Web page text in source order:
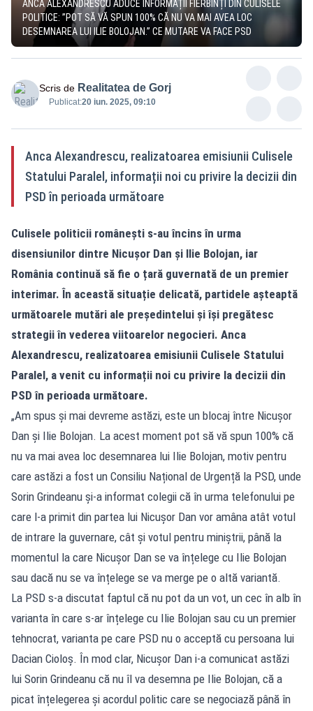
ANCA ALEXANDRESCU ADUCE INFORMAȚII FIERBINȚI DIN CULISELE
POLITICE: ”POT SĂ VĂ SPUN 100% CĂ NU VA MAI AVEA LOC
DESEMNAREA LUI ILIE BOLOJAN.” CE MUTARE VA FACE PSD
Scris de Realitatea de Gorj
Publicat:20 iun. 2025, 09:10
Anca Alexandrescu, realizatoarea emisiunii Culisele
Statului Paralel, informații noi cu privire la decizii din
PSD în perioada următoare
Culisele politicii românești s-au încins în urma
disensiunilor dintre Nicușor Dan și Ilie Bolojan, iar
România continuă să fie o țară guvernată de un premier
interimar. În această situație delicată, partidele așteaptă
următoarele mutări ale președintelui și își pregătesc
strategii în vederea viitoarelor negocieri. Anca
Alexandrescu, realizatoarea emisiunii Culisele Statului
Paralel, a venit cu informații noi cu privire la decizii din
PSD în perioada următoare.
„Am spus și mai devreme astăzi, este un blocaj între Nicușor
Dan și Ilie Bolojan. La acest moment pot să vă spun 100% că
nu va mai avea loc desemnarea lui Ilie Bolojan, motiv pentru
care astăzi a fost un Consiliu Național de Urgență la PSD, unde
Sorin Grindeanu și-a informat colegii că în urma telefonului pe
care l-a primit din partea lui Nicușor Dan vor amâna atât votul
de intrare la guvernare, cât și votul pentru miniștrii, până la
momentul la care Nicușor Dan se va înțelege cu Ilie Bolojan
sau dacă nu se va înțelege se va merge pe o altă variantă.
La PSD s-a discutat faptul că nu pot da un vot, un cec în alb în
varianta în care s-ar înțelege cu Ilie Bolojan sau cu un premier
tehnocrat, varianta pe care PSD nu o acceptă cu persoana lui
Dacian Cioloș. În mod clar, Nicușor Dan i-a comunicat astăzi
lui Sorin Grindeanu că nu îl va desemna pe Ilie Bolojan, că a
picat înțelegerea și acordul politic care se negociază până în